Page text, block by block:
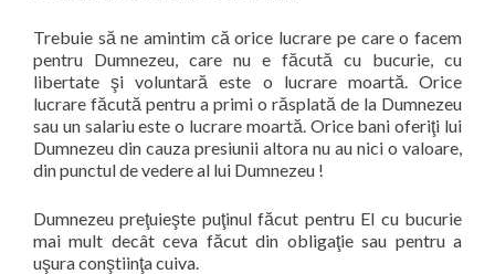
Trebuie să ne amintim că orice lucrare pe care o facem
pentru Dumnezeu, care nu e făcută cu bucurie, cu
libertate şi voluntară este o lucrare moartă. Orice
lucrare făcută pentru a primi o răsplată de la Dumnezeu
sau un salariu este o lucrare moartă. Orice bani oferiţi lui
Dumnezeu din cauza presiunii altora nu au nici o valoare,
din punctul de vedere al lui Dumnezeu !
Dumnezeu preţuieşte puţinul făcut pentru El cu bucurie
mai mult decât ceva făcut din obligaţie sau pentru a
uşura conştiinţa cuiva.